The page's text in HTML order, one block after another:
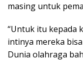
masing untuk
“Untuk itu kepada
intinya mereka
Dunia olahraga